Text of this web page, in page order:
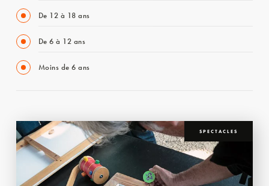
De 12 à 18 ans
De 6 à 12 ans
Moins de 6 ans
SPECTACLES